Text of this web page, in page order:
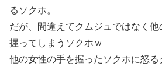
るソクホ。
だが、間違えてクムジュではなく
握ってしまうソクホｗ
他の女性の手を握ったソクホに怒る